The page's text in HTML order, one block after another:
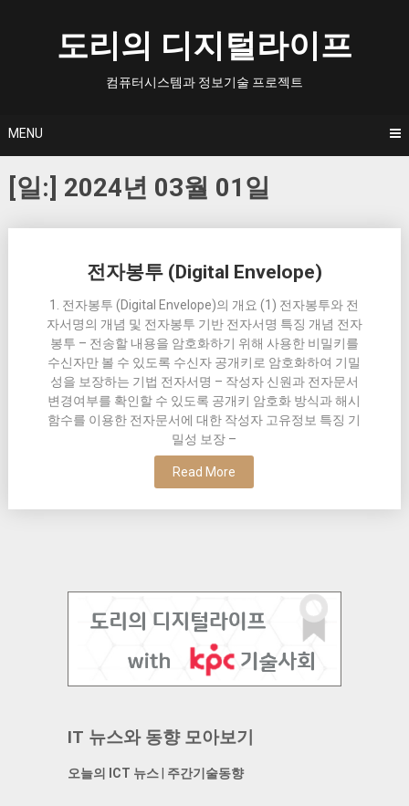
도리의 디지털라이프
컴퓨터시스템과 정보기술 프로젝트
MENU
[일:] 2024년 03월 01일
전자봉투 (Digital Envelope)
1. 전자봉투 (Digital Envelope)의 개요 (1) 전자봉투와 전
자서명의 개념 및 전자봉투 기반 전자서명 특징 개념 전자
봉투 – 전송할 내용을 암호화하기 위해 사용한 비밀키를
수신자만 볼 수 있도록 수신자 공개키로 암호화하여 기밀
성을 보장하는 기법 전자서명 – 작성자 신원과 전자문서
변경여부를 확인할 수 있도록 공개키 암호화 방식과 해시
함수를 이용한 전자문서에 대한 작성자 고유정보 특징 기
밀성 보장 –
Read More
navigation
IT 뉴스와 동향 모아보기
오늘의 ICT 뉴스| 주간기술동향